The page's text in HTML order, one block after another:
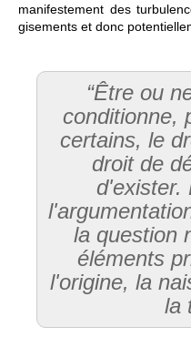
manifestement des
gisements et donc
“Être ou
conditionne,
certains, le
droit de
d'exister.
la question
éléments
l'origine, la
la